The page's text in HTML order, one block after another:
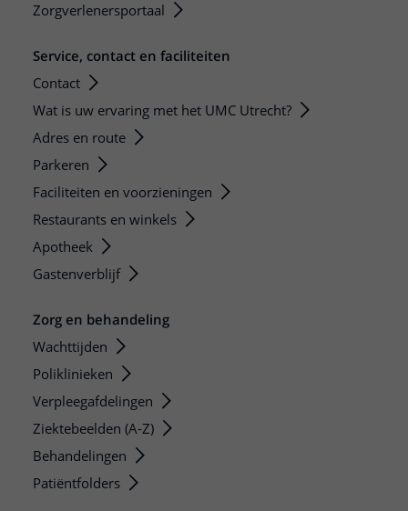
Zorgverlenersportaal
Service, contact en faciliteiten
Contact
Wat is uw ervaring met het UMC Utrecht?
Adres en route
Parkeren
Faciliteiten en voorzieningen
Restaurants en winkels
Apotheek
Gastenverblijf
Zorg en behandeling
Wachttijden
Poliklinieken
Verpleegafdelingen
Ziektebeelden (A-Z)
Behandelingen
Patiëntfolders